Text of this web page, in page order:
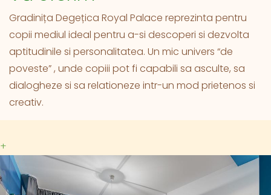
Gradinița Degețica Royal Palace reprezinta pentru
copii mediul ideal pentru a-si descoperi si dezvolta
aptitudinile si personalitatea. Un mic univers “de
poveste” , unde copiii pot fi capabili sa asculte, sa
dialogheze si sa relationeze intr-un mod prietenos si
creativ.
+